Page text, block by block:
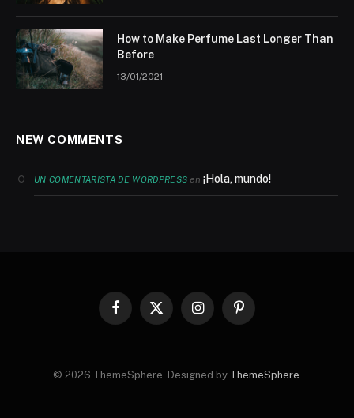
How to Make Perfume Last Longer Than
Before
13/01/2021
NEW COMMENTS
UN COMENTARISTA DE WORDPRESS en¡Hola, mundo!
Facebook
X
InstagramPinterest
© 2026 ThemeSphere. Designed by ThemeSphere